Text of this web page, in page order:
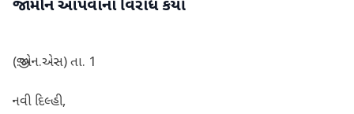
જામીન આપવાનો વિરોધ કર્યો
(જી.એન.એસ) તા. 1
નવી દિલ્હી,